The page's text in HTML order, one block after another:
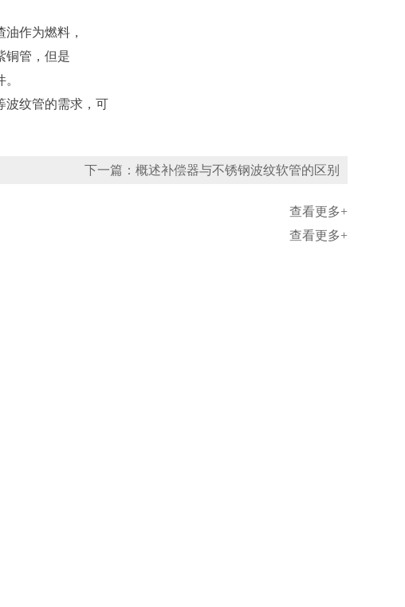
作为燃料，
铜管，但是
波纹管的需求，可
下一篇：概述补偿器与不锈钢波纹软管的区别
查看更多+
查看更多+